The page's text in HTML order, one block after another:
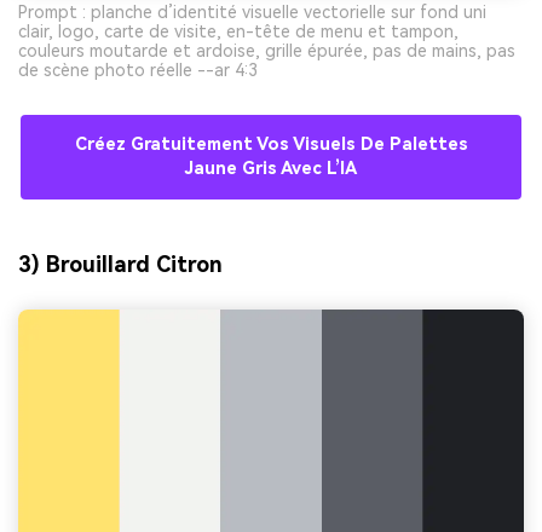
Prompt : planche d’identité visuelle vectorielle sur fond uni
clair, logo, carte de visite, en-tête de menu et tampon,
couleurs moutarde et ardoise, grille épurée, pas de mains, pas
de scène photo réelle --ar 4:3
Créez Gratuitement Vos Visuels De Palettes
Jaune Gris Avec L’IA
3) Brouillard Citron